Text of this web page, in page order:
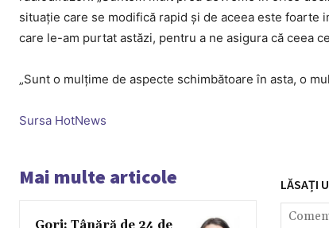
situaţie care se modifică rapid şi de aceea este
care le-am purtat astăzi, pentru a ne asigura că ceea
„Sunt o mulţime de aspecte schimbătoare în asta, o
Sursa HotNews
Mai multe articole LĂSAȚI